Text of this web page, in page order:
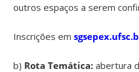
outros espaços a serem
Inscrições em
b) Rota Temática: abertura